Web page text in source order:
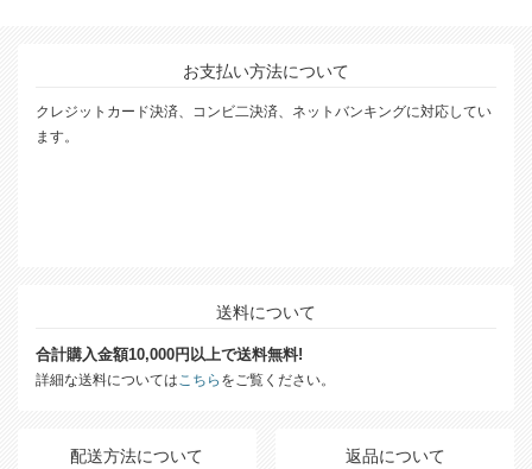
お支払い方法について
クレジットカード決済、コンビ二決済、ネットバンキングに対応してい
ます。
送料について